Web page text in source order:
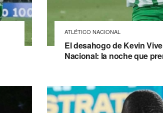
ATLÉTICO NACIONAL
El desahogo de Kevin
Nacional: la noche que